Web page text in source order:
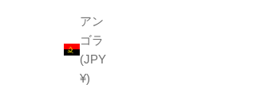
アン
ゴラ
(JPY
¥)